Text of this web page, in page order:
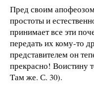
Пред своим
простоты и
принимает все эти
передать их кому-то
представителем он
прекрасно! Воистину
Там же. С. 30).